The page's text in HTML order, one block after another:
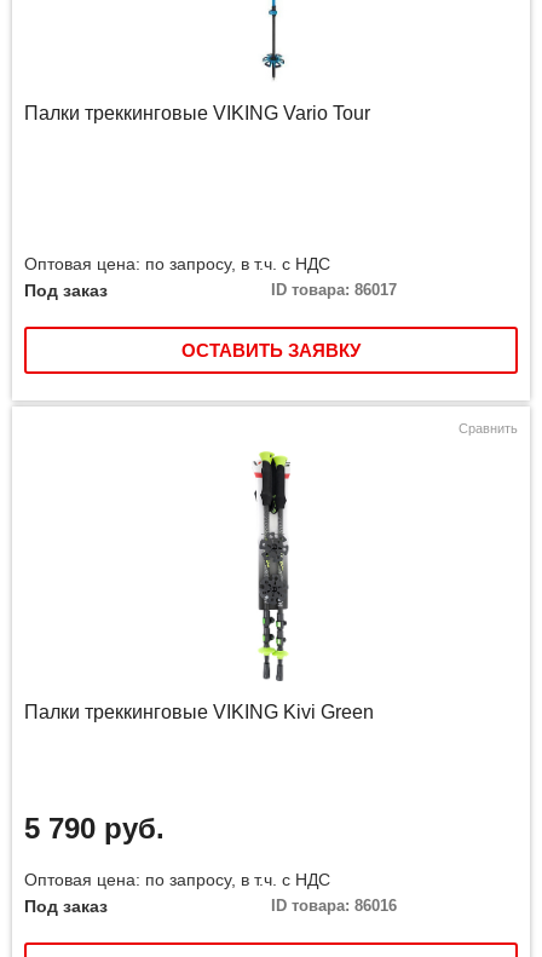
Палки треккинговые VIKING Vario Tour
Оптовая цена: по запросу, в т.ч. с НДС
Под заказ
ID товара: 86017
ОСТАВИТЬ ЗАЯВКУ
Сравнить
Палки треккинговые VIKING Kivi Green
5 790 руб.
Оптовая цена: по запросу, в т.ч. с НДС
Под заказ
ID товара: 86016